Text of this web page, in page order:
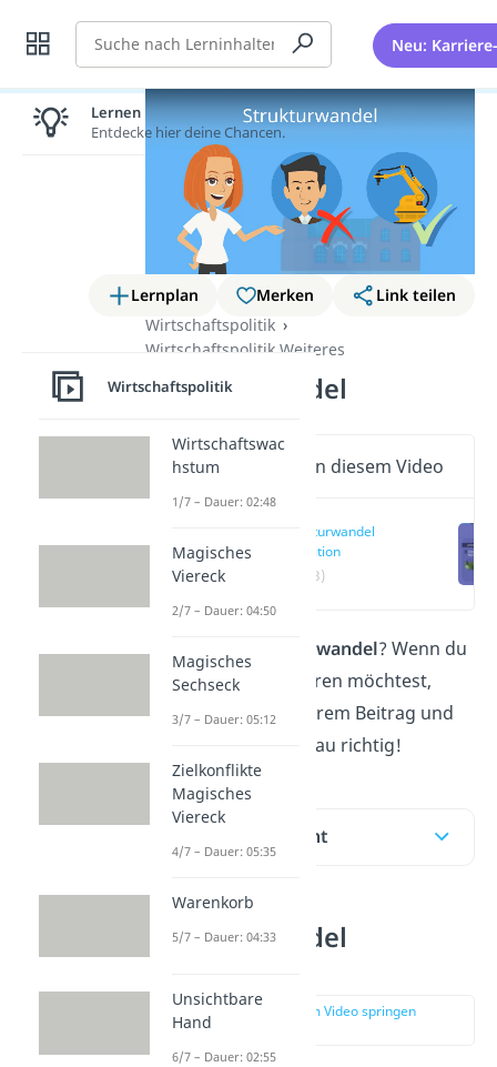
Suche Neu:
Lernplan Merken
Link teilen
Wirtschaftspolitik
Wirtschaftspolitik Weiteres
Strukturwandel
Wichtige Inhalte in diesem Video
Strukturwandel
Definition
(00:13)
Was ist der Strukturwandel? Wenn du
mehr darüber erfahren möchtest,
dann bist du in unserem Beitrag und
genau richtig!
Inhaltsübersicht
Strukturwandel
Definition
zur Stelle im Video springen
Lernen lohnt sich!
Entdecke hier deine Chancen.
Wirtschaftspolitik
Wirtschaftswac
hstum
1/7 – Dauer: 02:48
Magisches
Viereck
2/7 – Dauer: 04:50
Magisches
Sechseck
3/7 – Dauer: 05:12
Zielkonflikte
Magisches
Viereck
4/7 – Dauer: 05:35
Warenkorb
5/7 – Dauer: 04:33
Unsichtbare
Hand
6/7 – Dauer: 02:55